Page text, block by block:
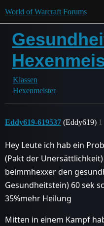
World of Warcraft Forums
Klassen
Hexenmeister
Eddy619-619537 (Eddy619) 1
Hey Leute ich hab ein
(Pakt der
beimmhexxer den
Gesundheitstein) 60 sek
35%mehr Heilung
Mitten in einem Kampf